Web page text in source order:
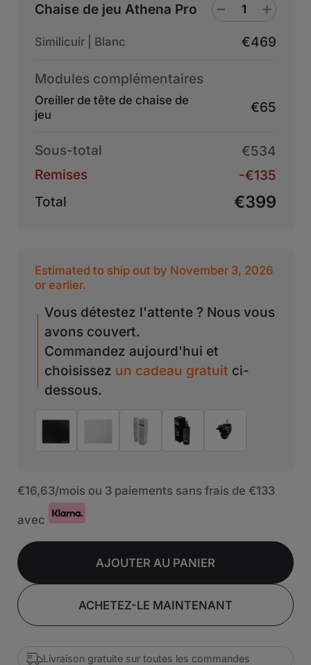
Chaise de jeu Athena Pro
Similicuir | Blanc €469
Modules complémentaires
Oreiller de tête de chaise de
jeu
€65
Sous-total
€534
Remises
-€135
Total
€399
Estimated to ship out by November 3, 2026
or earlier.
Vous détestez l'attente ? Nous vous
avons couvert.
Commandez aujourd'hui et
choisissez un cadeau gratuit ci-
dessous.
€16,63/mois ou 3 paiements sans frais de €133
avec
AJOUTER AU PANIER
ACHETEZ-LE MAINTENANT
Livraison gratuite sur toutes les commandes